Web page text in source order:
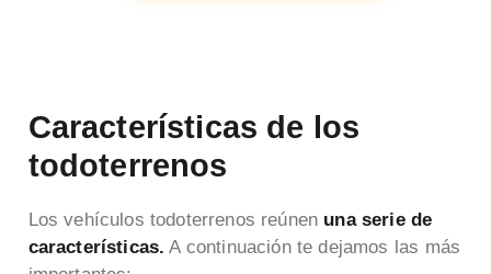
Características de los
todoterrenos
Los vehículos todoterrenos reúnen una serie de
características. A continuación te dejamos las más